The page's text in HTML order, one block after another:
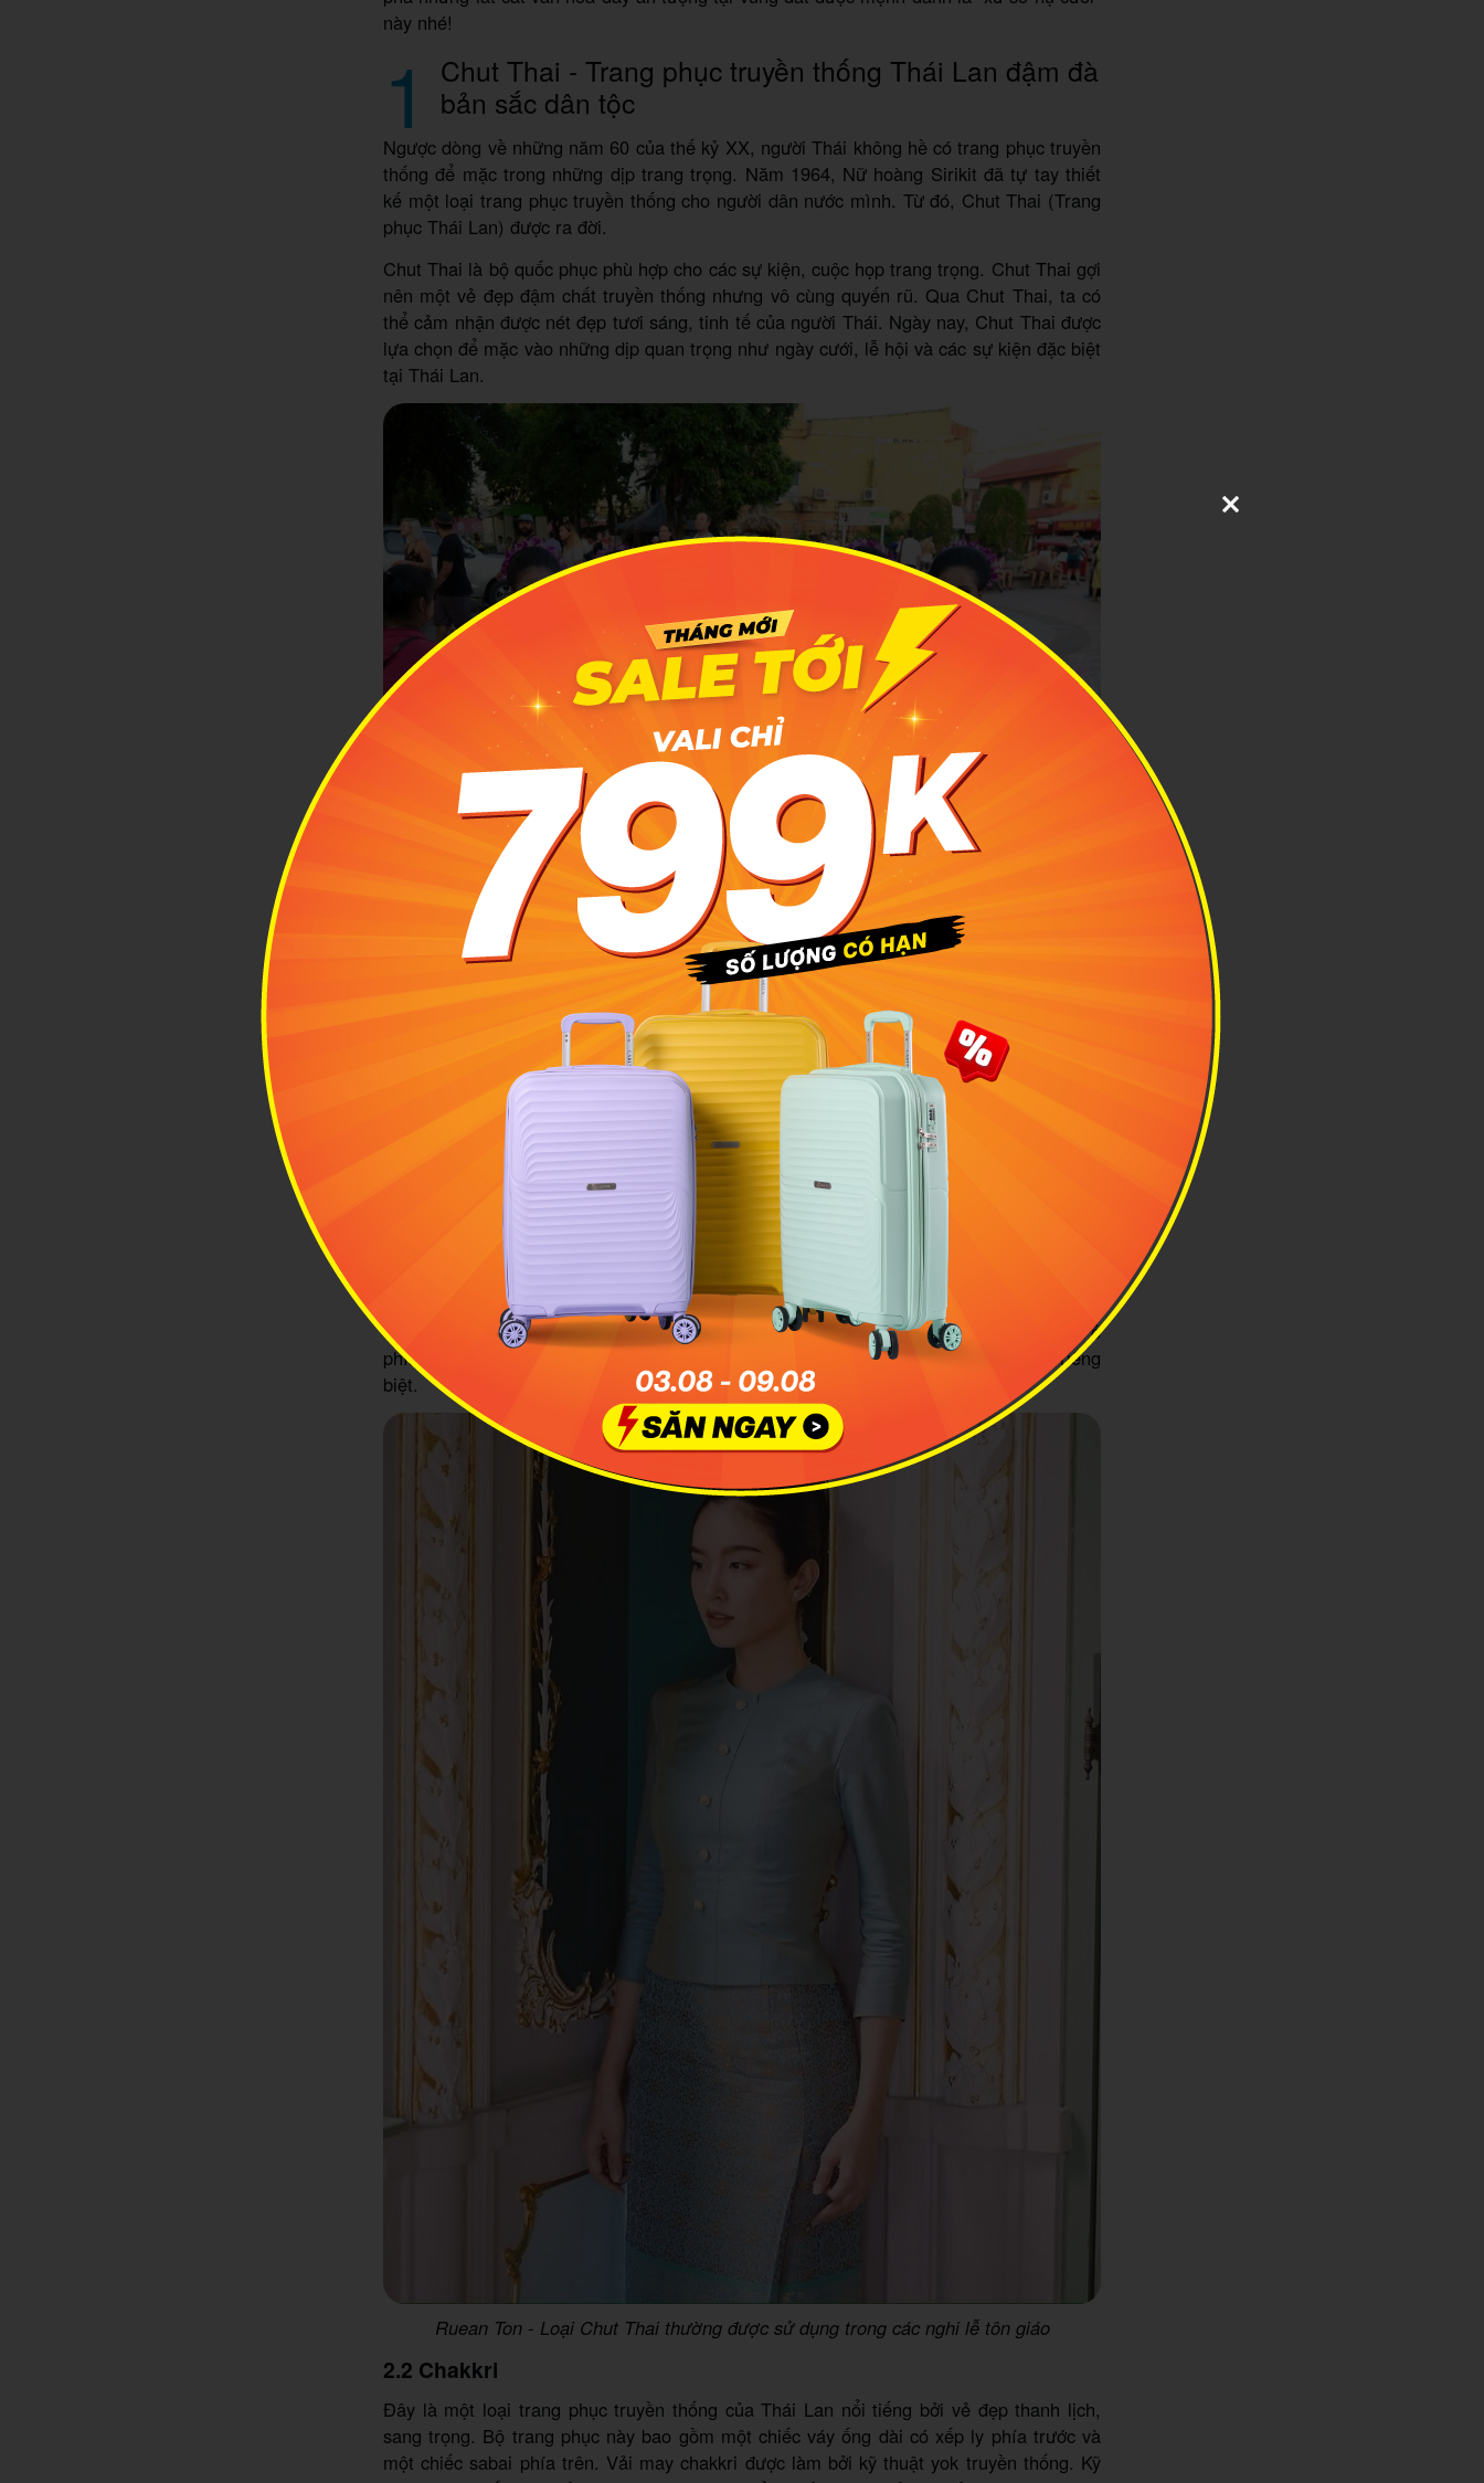
này nhé!
1
Chut Thai - Trang phục truyền thống Thái Lan đậm đà
bản sắc dân tộc
Ngược dòng về những năm 60 của thế kỷ XX, người Thái không hề có trang phục truyền
thống để mặc trong những dịp trang trọng. Năm 1964, Nữ hoàng Sirikit đã tự tay thiết
kế một loại trang phục truyền thống cho người dân nước mình. Từ đó, Chut Thai (Trang
phục Thái Lan) được ra đời.
Chut Thai là bộ quốc phục phù hợp cho các sự kiện, cuộc họp trang trọng. Chut Thai gợi
nên một vẻ đẹp đậm chất truyền thống nhưng vô cùng quyến rũ. Qua Chut Thai, ta có
thể cảm nhận được nét đẹp tươi sáng, tinh tế của người Thái. Ngày nay, Chut Thai được
lựa chọn để mặc vào những dịp quan trọng như ngày cưới, lễ hội và các sự kiện đặc biệt
tại Thái Lan.
Chut Thai - Trang phục truyền thống Thái Lan với nhiều kiểu dáng ấn tượng
Những kiểu dáng ấn tượng của Chut Thai dành cho
nữ giới
Chut Thai hiện tại được thiết kế một cách hoàn hảo, tinh tế với nhiều hoa văn, kiểu dáng
đặc sắc. Hãy để MIA.vn giới thiệu đến bạn một vài kiểu Chut Thai được người dân tại
đây ưa chuộng!
2.1 Ruean Ton - Trang phục truyền thống Thái Lan
Đây là một loại trang phục thường được phụ nữ mặc trong các nghi lễ tôn giáo. Ruean
Ton là một chiếc váy dạng ống được làm từ lụa với thiết kế sọc hoặc trơn và được thêu ở
viền. Chiếc váy của Ruean Ton thường được kết hợp với áo cánh không cổ có hàng nút ở
phía trước và tay áo dài đến khuỷu tay. Ruean Ton sẽ bao gồm phần váy và áo riêng
biệt.
Ruean Ton - Loại Chut Thai thường được sử dụng trong các nghi lễ tôn giáo
2.2 Chakkri
Đây là một loại trang phục truyền thống của Thái Lan nổi tiếng bởi vẻ đẹp thanh lịch,
sang trọng. Bộ trang phục này bao gồm một chiếc váy ống dài có xếp ly phía trước và
một chiếc sabai phía trên. Vải may chakkri được làm bởi kỹ thuật yok truyền thống. Kỹ